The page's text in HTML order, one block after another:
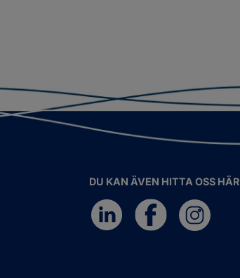
DU KAN ÄVEN HITTA OSS HÄR